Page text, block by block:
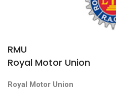
RMU
Royal Motor Union
Royal Motor Union